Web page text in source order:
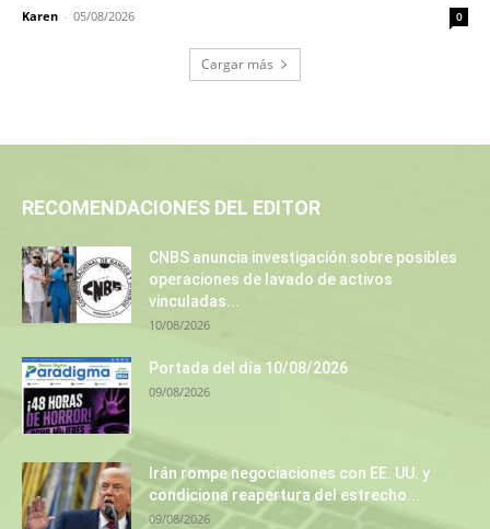
Karen - 05/08/2026 0
Cargar más
RECOMENDACIONES DEL EDITOR
CNBS anuncia investigación sobre posibles
operaciones de lavado de activos
vinculadas...
10/08/2026
Portada del día 10/08/2026
09/08/2026
Irán rompe negociaciones con EE. UU. y
condiciona reapertura del estrecho...
09/08/2026